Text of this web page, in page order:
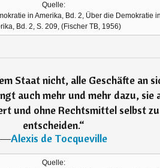
Quelle:
in Amerika, Bd. 2, Über die Demokratie in
Bd. 2, S. 209, (Fischer TB, 1956)
Staat nicht, alle Geschäfte an
auch mehr und mehr dazu, sie
und ohne Rechtsmittel selbst zu
entscheiden.“
―Alexis de Tocqueville
Quelle: